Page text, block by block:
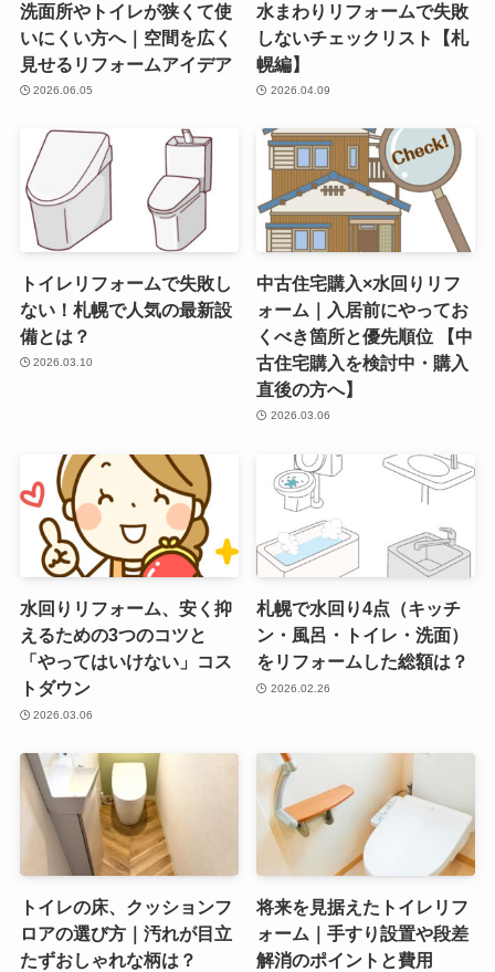
洗面所やトイレが狭くて使
いにくい方へ｜空間を広く
見せるリフォームアイデア
2026.06.05
水まわりリフォームで失敗
しないチェックリスト【札
幌編】
2026.04.09
トイレリフォームで失敗し
ない！札幌で人気の最新設
備とは？
2026.03.10
中古住宅購入×水回りリフ
ォーム｜入居前にやってお
くべき箇所と優先順位 【中
古住宅購入を検討中・購入
直後の方へ】
2026.03.06
水回りリフォーム、安く抑
えるための3つのコツと
「やってはいけない」コス
トダウン
2026.03.06
札幌で水回り4点（キッチ
ン・風呂・トイレ・洗面）
をリフォームした総額は？
2026.02.26
トイレの床、クッションフ
ロアの選び方｜汚れが目立
たずおしゃれな柄は？
将来を見据えたトイレリフ
ォーム｜手すり設置や段差
解消のポイントと費用